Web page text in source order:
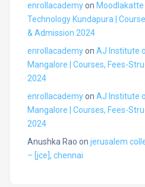
enrollacademyon
Technology Kundapura |
& Admission 2024
enrollacademyon AJ Institute
Mangalore | Courses, Fees-
2024
enrollacademyon AJ Institute
Mangalore | Courses, Fees-
2024
Anushka Rao on jerusalem
– [jce], chennai